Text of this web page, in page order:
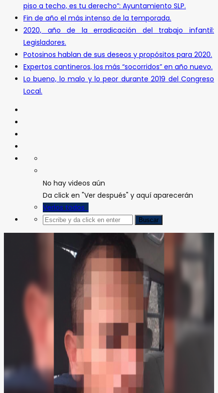
piso a techo, es tu derecho”: Ayuntamiento SLP.
Fin de año el más intenso de la temporada.
2020, año de la erradicación del trabajo infantil:
Legisladores.
Potosinos hablan de sus deseos y propósitos para 2020.
Expertos cantineros, los más “socorridos” en año nuevo.
Lo bueno, lo malo y lo peor durante 2019 del Congreso
Local.
No hay videos aún
Da click en "Ver después" y aquí aparecerán
Verlos todos